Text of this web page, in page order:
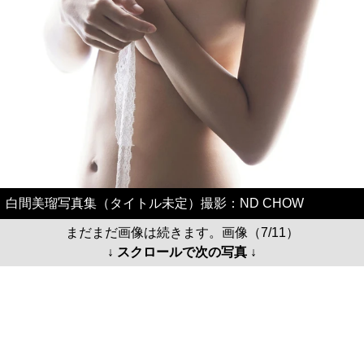
白間美瑠写真集（タイトル未定）撮影：ND CHOW
まだまだ画像は続きます。画像（7/11）
↓ スクロールで次の写真 ↓